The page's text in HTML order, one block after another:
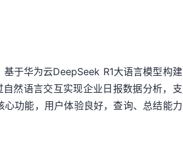
基于华为云DeepSeek R1大语言模型构建
然语言交互实现企业日报数据分析，支
功能，用户体验良好，查询、总结能力